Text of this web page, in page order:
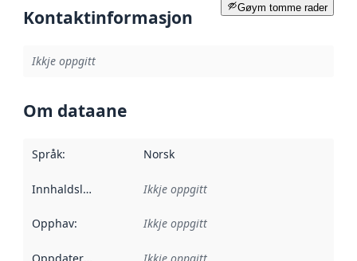
Gøym tomme rader
Kontaktinformasjon
Ikkje oppgitt
Om dataane
Språk: Norsk
Innhaldsleverandørar :
Ikkje oppgitt
Opphav: Ikkje oppgitt